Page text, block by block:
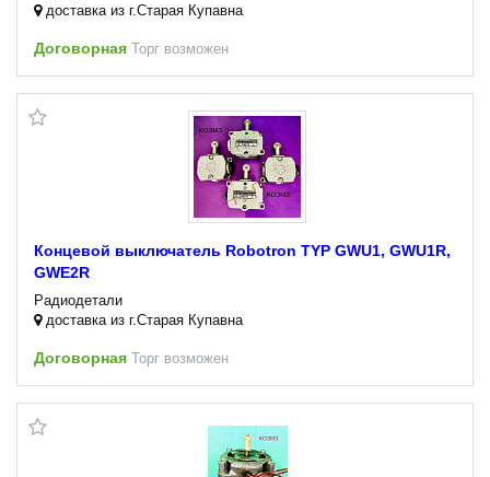
доставка из г.Старая Купавна
Договорная Торг возможен
Концевой выключатель Robotron TYP GWU1, GWU1R,
GWE2R
Радиодетали
доставка из г.Старая Купавна
Договорная Торг возможен